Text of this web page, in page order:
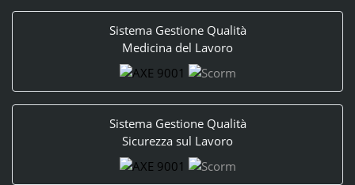
Sistema Gestione Qualità
Medicina del Lavoro
Sistema Gestione Qualità
Sicurezza sul Lavoro